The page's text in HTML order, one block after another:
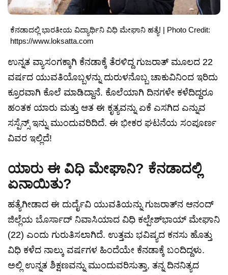
ಕೆನಡಾದಲ್ಲಿ ಭಾರತೀಯ ವಿದ್ಯಾರ್ಥಿನಿ ವಿಧಿ ಮೇಘಾನಿ ಹತ್ಯೆ! | Photo Credit:
https://www.loksatta.com
ಉನ್ನತ ವ್ಯಾಸಂಗಕ್ಕಾಗಿ ಕೆನಡಾಕ್ಕೆ ತೆರಳಿದ್ದ ಗುಜರಾತ್ ಮೂಲದ 22
ವರ್ಷದ ಯುವತಿಯೊಬ್ಬಳನ್ನು ದುರುಳನೊಬ್ಬ ಚಾಕುವಿನಿಂದ ಇರಿದು
ಕ್ರೂರವಾಗಿ ಕೊಲೆ ಮಾಡಿದ್ದಾನೆ. ಕೊಲೆಯಾಗಿ ದಿನಗಳೇ ಕಳೆದಿದ್ದರೂ
ಹಂತಕ ಯಾರು ಮತ್ತು ಆತ ಈ ಕೃತ್ಯವನ್ನು ಏಕೆ ಎಸಗಿದ ಎನ್ನುವ
ಸಸ್ಪೆನ್ಸ್ ಇನ್ನು ಮುಂದುವರಿದಿದೆ. ಈ ಭೀಕರ ಘಟನೆಯ ಸಂಪೂರ್ಣ
ವಿವರ ಇಲ್ಲಿದೆ!
ಯಾರು ಈ ವಿಧಿ ಮೇಘಾನಿ? ಕೆನಡಾದಲ್ಲಿ
ಏನಾಯಿತು?
ಹತ್ಯೆಗೀಡಾದ ಈ ದುರ್ದೈವಿ ಯುವತಿಯನ್ನು ಗುಜರಾತ್‌ನ ಆನಂದ್
ಜಿಲ್ಲೆಯ ಬೊರ್ಸಾದ್ ನಿವಾಸಿಯಾದ ವಿಧಿ ಕಲ್ಪೇಶ್‌ಭಾಯ್ ಮೇಘಾನಿ
(22) ಎಂದು ಗುರುತಿಸಲಾಗಿದೆ. ಉತ್ತಮ ಭವಿಷ್ಯದ ಕನಸು ಹೊತ್ತು
ವಿಧಿ ಕಳೆದ ನಾಲ್ಕು ವರ್ಷಗಳ ಹಿಂದೆಯೇ ಕೆನಡಾಕ್ಕೆ ಬಂದಿದ್ದಳು.
ಅಲ್ಲಿ ಉನ್ನತ ಶಿಕ್ಷಣವನ್ನು ಮುಂದುವರಿಸುತ್ತಾ, ತನ್ನ ದಿನನಿತ್ಯದ